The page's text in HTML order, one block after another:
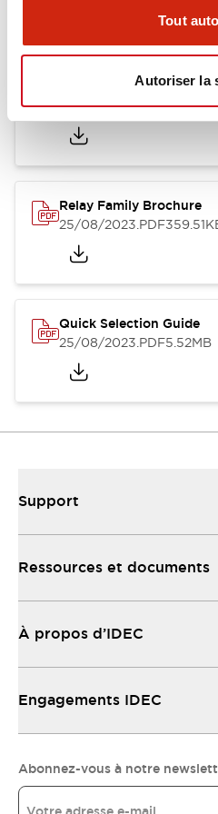
Tout
Autoriser la
Catalogues Et Brochures
RJ Series Slim Power
01/09/2025.PDF
Relay Family Brochure
25/08/2023.PDF
Quick Selection Guide
25/08/2023.PDF5.52MB
Support
Ressources et documents
À propos d’IDEC
Engagements IDEC
Abonnez-vous à notre